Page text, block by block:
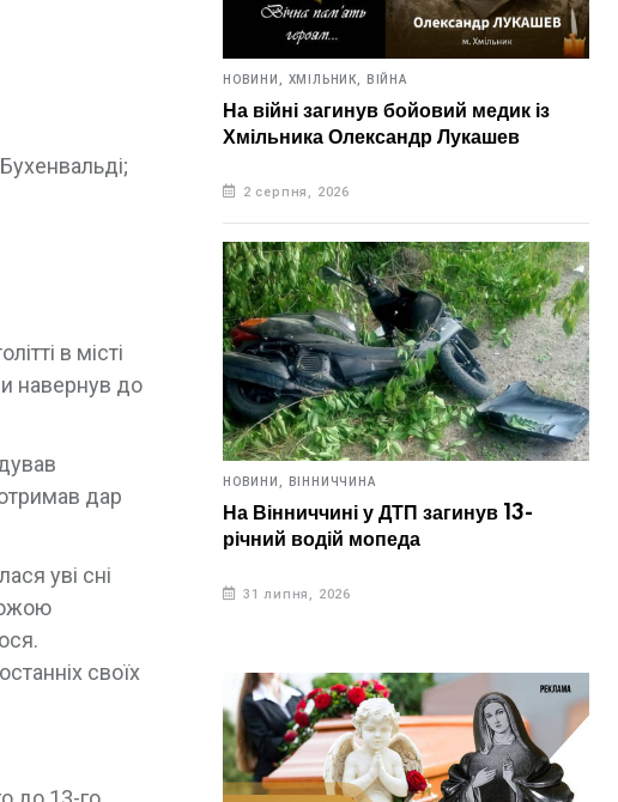
в місті
навернув до
дар
уві сні
своїх
НОВИНИ, ХМІЛЬНИК, ВІЙНА
На війні загинув бойовий медик із
Хмільника Олександр Лукашев
2 серпня, 2026
НОВИНИ, ВІННИЧЧИНА
На Вінниччині у ДТП загинув 13-
річний водій мопеда
31 липня, 2026